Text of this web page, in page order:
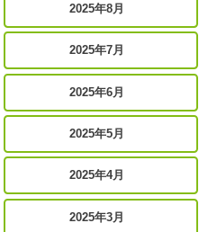
2025年8月
2025年7月
2025年6月
2025年5月
2025年4月
2025年3月